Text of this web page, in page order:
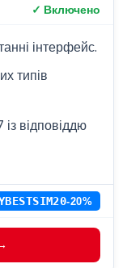
✓ Включено
інтерфейс.
типів
відповіддю
-20%